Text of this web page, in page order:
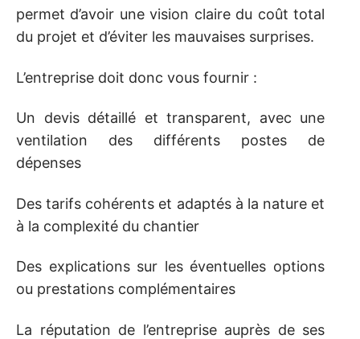
permet d’avoir une vision claire du coût total
du projet et d’éviter les mauvaises surprises.
L’entreprise doit donc vous fournir :
Un devis détaillé et transparent, avec une
ventilation des différents postes de
dépenses
Des tarifs cohérents et adaptés à la nature et
à la complexité du chantier
Des explications sur les éventuelles options
ou prestations complémentaires
La réputation de l’entreprise auprès de ses